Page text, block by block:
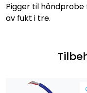
Pigger til
av fukt i tre.